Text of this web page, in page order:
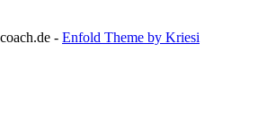
- Enfold Theme by Kriesi